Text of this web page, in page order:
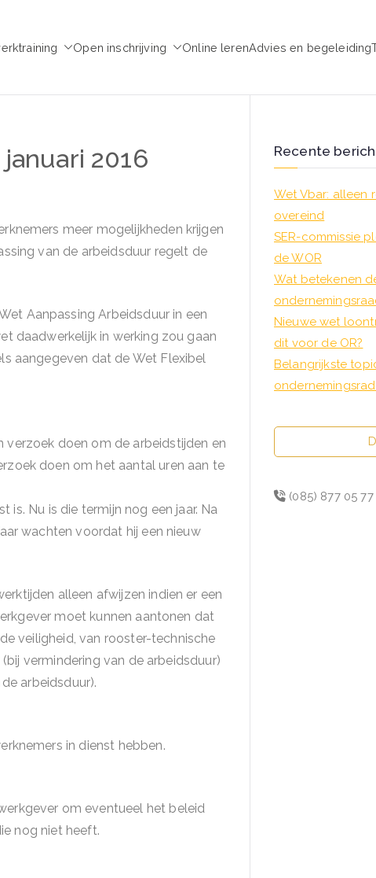
Open inschrijving Online lerenAdvies en begeleiding
2016
meer mogelijkheden krijgen
van de arbeidsduur regelt de
Aanpassing Arbeidsduur in een
daadwerkelijk in werking zou gaan
aangegeven dat de Wet Flexibel
verzoek doen om de arbeidstijden en
doen om het aantal uren aan te
is. Nu is die termijn nog een jaar. Na
wachten voordat hij een nieuw
alleen afwijzen indien er een
moet kunnen aantonen dat
veiligheid, van rooster-technische
vermindering van de arbeidsduur)
arbeidsduur).
in dienst hebben.
om eventueel het beleid
nog niet heeft.
Recente
Wet Vbar: alleen
overeind
SER-commissie
de WOR
Wat betekenen
Nieuwe wet
dit voor de OR?
Belangrijkste
(085) 877 05 77